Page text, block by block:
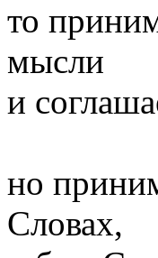
то
мысли
и
но
Словах,